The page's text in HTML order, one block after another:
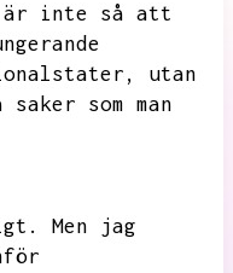
är inte så att
utan
som man
Men jag